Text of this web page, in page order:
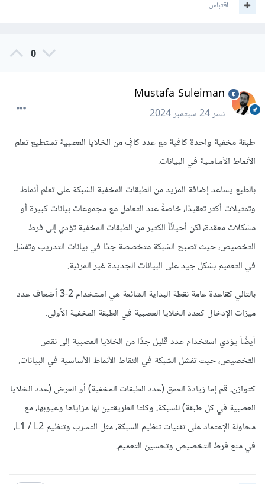
الحسابات وتحتاج إلى وقت تدريب أطول وقد تؤدي إلى الإفراط
والخطأ (Trial and error) لتحديد عدد الطبقات حيث يمكنك
اقتباس
0
Mustafa Suleiman
نشر24 سبتمبر 2024
طبقة مخفية واحدة كافية مع عدد كافٍ من الخلايا العصبية تستطيع تعلم
الأنماط الأساسية في البيانات.
بالطبع يساعد إضافة المزيد من الطبقات المخفية الشبكة على تعلم أنماط
وتمثيلات أكثر تعقيدًا، خاصةً عند التعامل مع مجموعات بيانات كبيرة أو
مشكلات معقدة، لكن أحيانًأ الكثير من الطبقات المخفية تؤدي إلى فرط
التخصيص، حيث تصبح الشبكة متخصصة جدًا في بيانات التدريب وتفشل
في التعميم بشكل جيد على البيانات الجديدة غير المرئية.
بالتالي كقاعدة عامة نقطة البداية الشائعة هي استخدام 2-3 أضعاف عدد
ميزات الإدخال كعدد الخلايا العصبية في الطبقة المخفية الأولى.
أيضًأ يؤدي استخدام عدد قليل جدًا من الخلايا العصبية إلى نقص
التخصيص، حيث تفشل الشبكة في التقاط الأنماط الأساسية في البيانات.
كتوازن، قم إما زيادة العمق (عدد الطبقات المخفية) أو العرض (عدد الخلايا
العصبية في كل طبقة) للشبكة، وكلتا الطريقتين لها مزاياها وعيوبها، مع
محاولة الإعتماد على تقنيات تنظيم الشبكة، مثل التسرب وتنظيم L1 / L2،
في منع فرط التخصيص وتحسين التعميم.